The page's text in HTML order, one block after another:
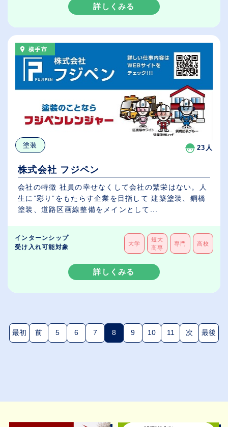
詳しくみる
横手市
塗装 23人
株式会社 フジペン
会社の特徴 社員の幸せなくして会社の繁栄はない。人
生に”彩り”をもたらす企業を目指して 建築塗装、鋼橋
塗装、道路区画線整備をメインとして...
インターンシップ
受け入れ可能対象
大学
短大
高専
専門 高校
詳しくみる
最初 前 5 6 7 8(現在のページ)
9 10 11 次 最後